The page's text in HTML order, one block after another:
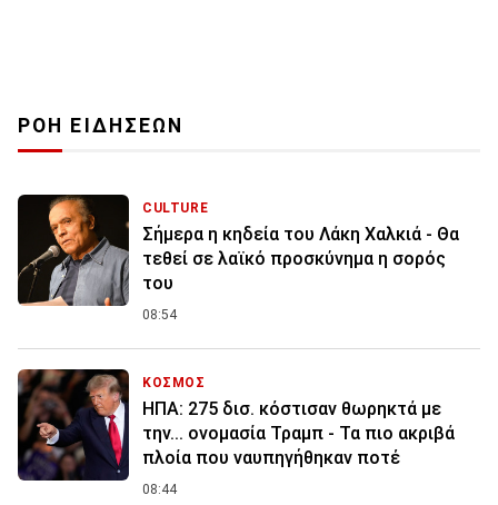
ΡΟΗ ΕΙΔΗΣΕΩΝ
CULTURE
Σήμερα η κηδεία του Λάκη Χαλκιά - Θα
τεθεί σε λαϊκό προσκύνημα η σορός
του
08:54
ΚΟΣΜΟΣ
ΗΠΑ: 275 δισ. κόστισαν θωρηκτά με
την... ονομασία Τραμπ - Τα πιο ακριβά
πλοία που ναυπηγήθηκαν ποτέ
08:44